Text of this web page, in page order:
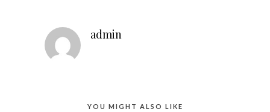
admin
YOU MIGHT ALSO LIKE